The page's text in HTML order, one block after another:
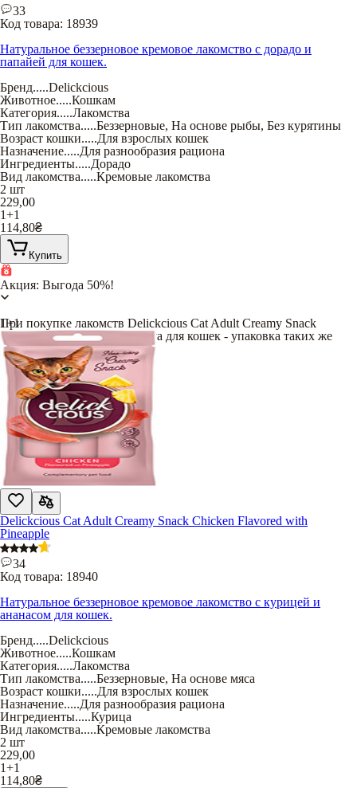
33
Код товара: 18939
Натуральное беззерновое кремовое лакомство с дорадо и
папайей для кошек.
Бренд.....Delickcious
Животное.....Кошкам
Категория.....Лакомства
Тип лакомства.....Беззерновые, На основе рыбы, Без курятины
Возраст кошки.....Для взрослых кошек
Назначение.....Для разнообразия рациона
Ингредиенты.....Дорадо
Вид лакомства.....Кремовые лакомства
2 шт
229,00
1+1
114,80₴
Купить
Акция: Выгода 50%!
При покупке лакомств Delickcious Cat Adult Creamy Snack
Seabream Flavored with Papaya для кошек - упаковка таких же
лакомствв подарок!
1+1
Delickcious Cat Adult Creamy Snack Chicken Flavored with
Pineapple
34
Код товара: 18940
Натуральное беззерновое кремовое лакомство с курицей и
ананасом для кошек.
Бренд.....Delickcious
Животное.....Кошкам
Категория.....Лакомства
Тип лакомства.....Беззерновые, На основе мяса
Возраст кошки.....Для взрослых кошек
Назначение.....Для разнообразия рациона
Ингредиенты.....Курица
Вид лакомства.....Кремовые лакомства
2 шт
229,00
1+1
114,80₴